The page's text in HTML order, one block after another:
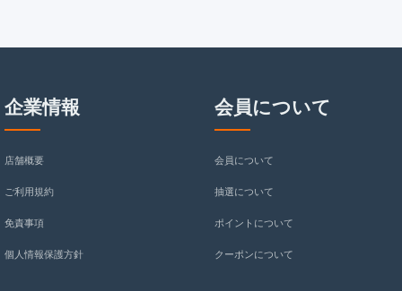
企業情報
店舗概要
ご利用規約
免責事項
個人情報保護方針
会員について
会員について
抽選について
ポイントについて
クーポンについて